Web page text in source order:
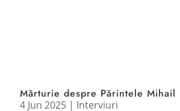
Mărturie despre Părintele Mihail
4 Jun 2025| Interviuri